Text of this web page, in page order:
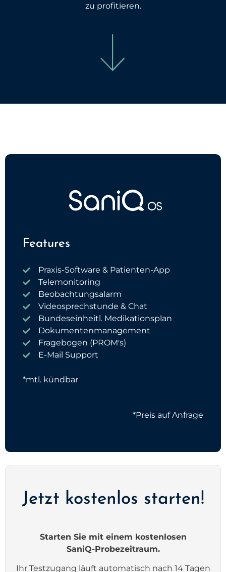
zu profitieren.
Features
Praxis-Software & Patienten-App
Telemonitoring
Beobachtungsalarm
Videosprechstunde & Chat
Bundeseinheitl. Medikationsplan
Dokumentenmanagement
Fragebogen (PROM's)
E-Mail Support
*mtl. kündbar
*Preis auf Anfrage
Jetzt kostenlos starten!
Starten Sie mit einem kostenlosen
SaniQ-Probezeitraum.
Ihr Testzugang läuft automatisch nach 14 Tagen